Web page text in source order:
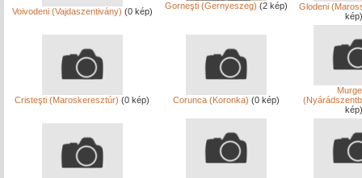
Voivodeni (Vajdaszentivány) (0 kép)
Gorneşti (Gernyeszeg) (2 kép)
Glodeni
kép)
Cristeşti (Maroskeresztúr) (0 kép) Corunca (Koronka) (0 kép)
kép)